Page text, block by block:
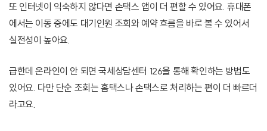
또 인터넷이 익숙하지 않다면 손택스 앱이 더 편할 수 있어요. 휴대폰
에서는 이동 중에도 대기인원 조회와 예약 흐름을 바로 볼 수 있어서
실전성이 높아요.
급한데 온라인이 안 되면 국세상담센터 126을 통해 확인하는 방법도
있어요. 다만 단순 조회는 홈택스나 손택스로 처리하는 편이 더 빠르더
라고요.